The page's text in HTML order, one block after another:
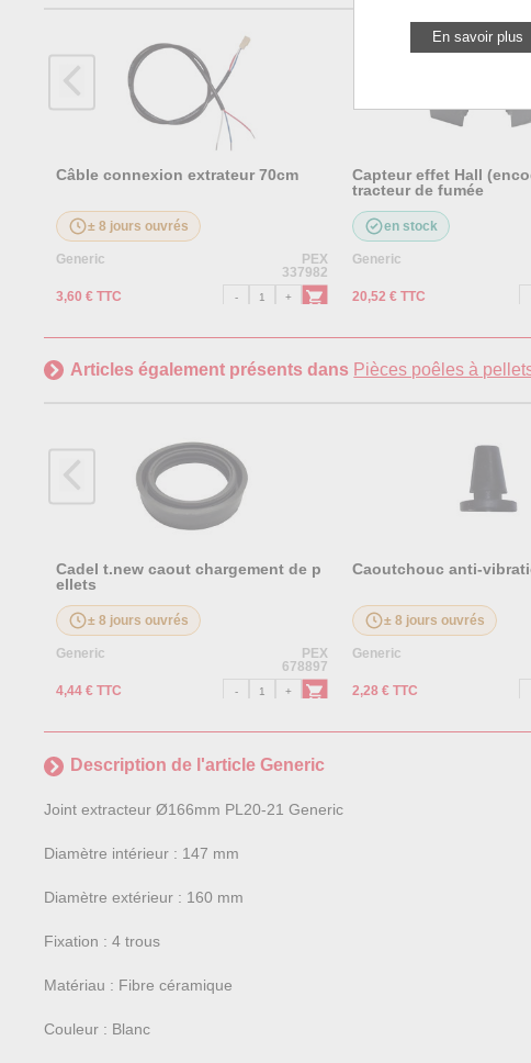
Câble connexion extrateur 70cm
± 8 jours ouvrés
Generic
PEX
337982
3,60 € TTC
Capteur effet Hall
tracteur de fumée
en stock
Generic
20,52 € TTC
Articles également présents dans Pièces poêles à
Cadel t.new caout chargement de p
ellets
± 8 jours ouvrés
Generic
PEX
678897
4,44 € TTC
Caoutchouc anti-
± 8 jours ouvrés
Generic
2,28 € TTC
Description de l'article Generic
Joint extracteur Ø166mm PL20-21 Generic
Diamètre intérieur : 147 mm
Diamètre extérieur : 160 mm
Fixation : 4 trous
Matériau : Fibre céramique
Couleur : Blanc